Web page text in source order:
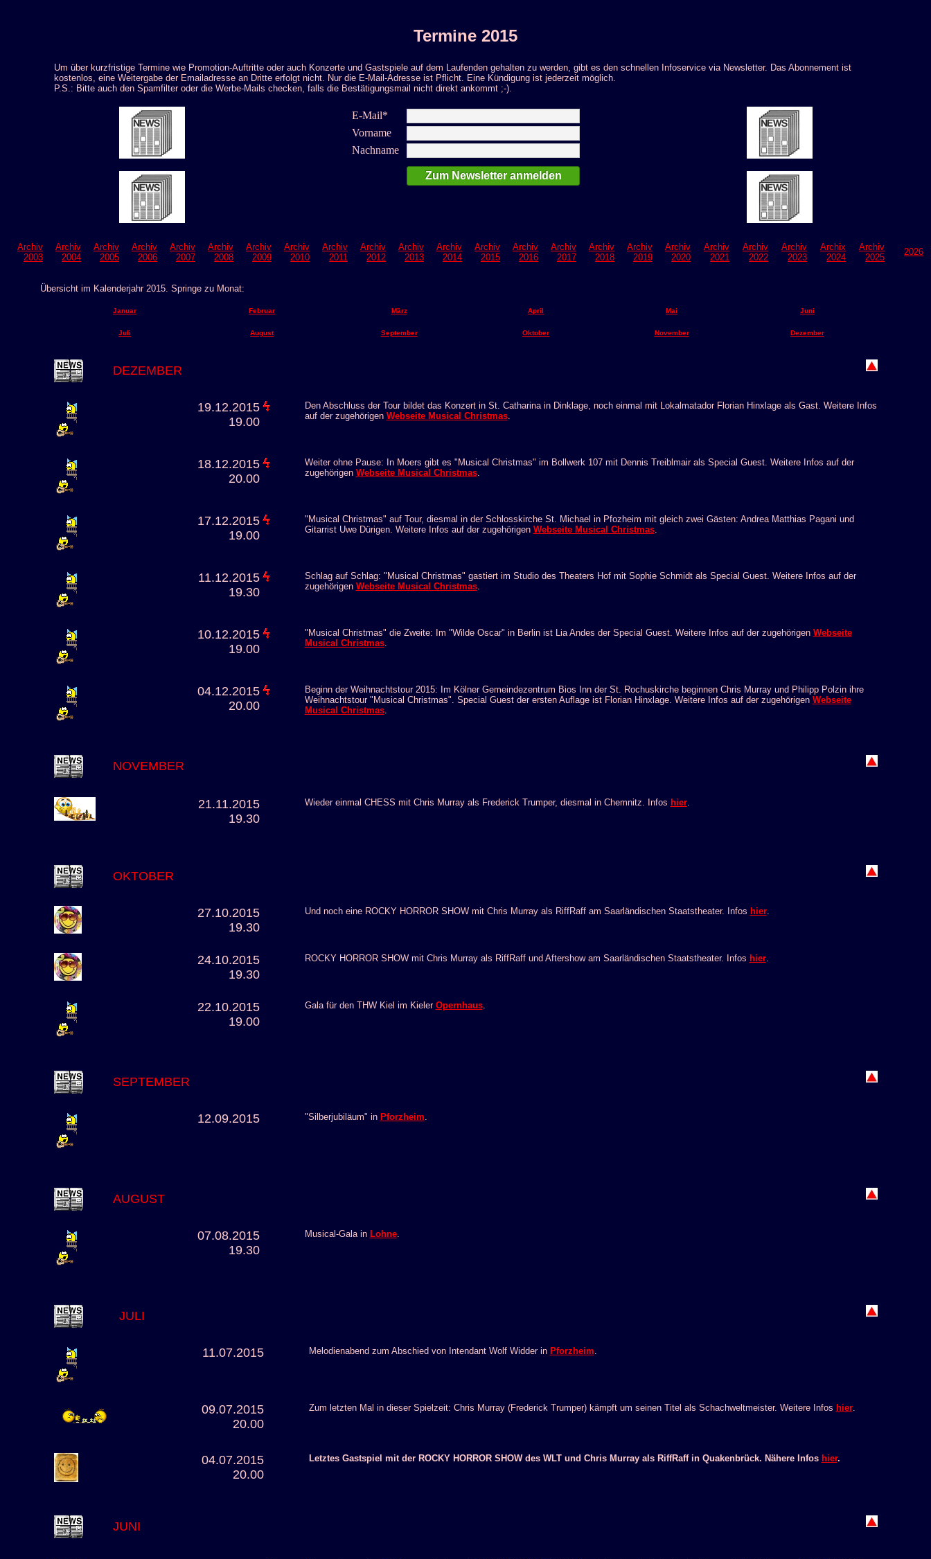
Termine 2015
Um über kurzfristige Termine wie Promotion-Auftritte oder auch Konzerte und Gastspiele auf dem Laufenden gehalten zu werden, gibt es den schnellen Infoservice via Newsletter. Das Abonnement ist
kostenlos, eine Weitergabe der Emailadresse an Dritte erfolgt nicht. Nur die E-Mail-Adresse ist Pflicht. Eine Kündigung ist jederzeit möglich.
P.S.: Bitte auch den Spamfilter oder die Werbe-Mails checken, falls die Bestätigungsmail nicht direkt ankommt ;-).
E-Mail*
Vorname
Nachname
Archiv
2003
Archiv
2004
Archiv
2005
Archiv
2006
Archiv
2007
Archiv
2008
Archiv
2009
Archiv
2010
Archiv
2011
Archiv
2012
Archiv
2013
Archiv
2014
Archiv
2015
Archiv
2016
Archiv
2017
Archiv
2018
Archiv
2019
Archiv
2020
Archiv
2021
Archiv
2022
Archiv
2023
Archix
2024
Archiv
2025
2026
Übersicht im Kalenderjahr 2015. Springe zu Monat:
Januar Februar März April Mai Juni
Juli August September Oktober November Dezember
DEZEMBER
19.12.2015
19.00
Den Abschluss der Tour bildet das Konzert in St. Catharina in Dinklage, noch einmal mit Lokalmatador Florian Hinxlage als Gast. Weitere Infos
auf der zugehörigen Webseite Musical Christmas.
18.12.2015
20.00
Weiter ohne Pause: In Moers gibt es "Musical Christmas" im Bollwerk 107 mit Dennis Treiblmair als Special Guest. Weitere Infos auf der
zugehörigen Webseite Musical Christmas.
17.12.2015
19.00
"Musical Christmas" auf Tour, diesmal in der Schlosskirche St. Michael in Pfozheim mit gleich zwei Gästen: Andrea Matthias Pagani und
Gitarrist Uwe Dürigen. Weitere Infos auf der zugehörigen Webseite Musical Christmas.
11.12.2015
19.30
Schlag auf Schlag: "Musical Christmas" gastiert im Studio des Theaters Hof mit Sophie Schmidt als Special Guest. Weitere Infos auf der
zugehörigen Webseite Musical Christmas.
10.12.2015
19.00
"Musical Christmas" die Zweite: Im "Wilde Oscar" in Berlin ist Lia Andes der Special Guest. Weitere Infos auf der zugehörigen Webseite
Musical Christmas.
04.12.2015
20.00
Beginn der Weihnachtstour 2015: Im Kölner Gemeindezentrum Bios Inn der St. Rochuskirche beginnen Chris Murray und Philipp Polzin ihre
Weihnachtstour "Musical Christmas". Special Guest der ersten Auflage ist Florian Hinxlage. Weitere Infos auf der zugehörigen Webseite
Musical Christmas.
NOVEMBER
21.11.2015
19.30
Wieder einmal CHESS mit Chris Murray als Frederick Trumper, diesmal in Chemnitz. Infos hier.
OKTOBER
27.10.2015
19.30
Und noch eine ROCKY HORROR SHOW mit Chris Murray als RiffRaff am Saarländischen Staatstheater. Infos hier.
24.10.2015
19.30
ROCKY HORROR SHOW mit Chris Murray als RiffRaff und Aftershow am Saarländischen Staatstheater. Infos hier.
22.10.2015
19.00
Gala für den THW Kiel im Kieler Opernhaus.
SEPTEMBER
12.09.2015 "Silberjubiläum" in Pforzheim.
AUGUST
07.08.2015
19.30
Musical-Gala in Lohne.
JULI
11.07.2015 Melodienabend zum Abschied von Intendant Wolf Widder in Pforzheim.
09.07.2015
20.00
Zum letzten Mal in dieser Spielzeit: Chris Murray (Frederick Trumper) kämpft um seinen Titel als Schachweltmeister. Weitere Infos hier.
04.07.2015
20.00
Letztes Gastspiel mit der ROCKY HORROR SHOW des WLT und Chris Murray als RiffRaff in Quakenbrück. Nähere Infos hier.
JUNI